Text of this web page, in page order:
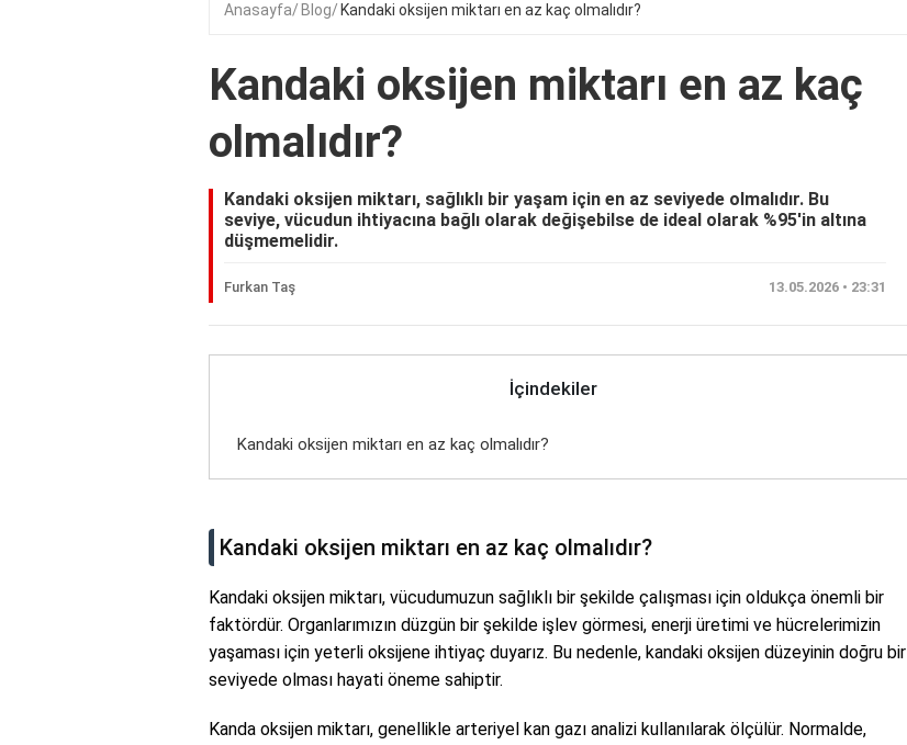
Anasayfa Blog Kandaki oksijen miktarı en az kaç olmalıdır?
Kandaki oksijen miktarı en az kaç
olmalıdır?
Kandaki oksijen miktarı, sağlıklı bir yaşam için en az seviyede olmalıdır. Bu
seviye, vücudun ihtiyacına bağlı olarak değişebilse de ideal olarak %95'in altına
düşmemelidir.
Furkan Taş 13.05.2026 • 23:31
İçindekiler
Kandaki oksijen miktarı en az kaç olmalıdır?
Kandaki oksijen miktarı en az kaç olmalıdır?
Kandaki oksijen miktarı, vücudumuzun sağlıklı bir şekilde çalışması için oldukça önemli bir
faktördür. Organlarımızın düzgün bir şekilde işlev görmesi, enerji üretimi ve hücrelerimizin
yaşaması için yeterli oksijene ihtiyaç duyarız. Bu nedenle, kandaki oksijen düzeyinin doğru bir
seviyede olması hayati öneme sahiptir.
Kanda oksijen miktarı, genellikle arteriyel kan gazı analizi kullanılarak ölçülür. Normalde,